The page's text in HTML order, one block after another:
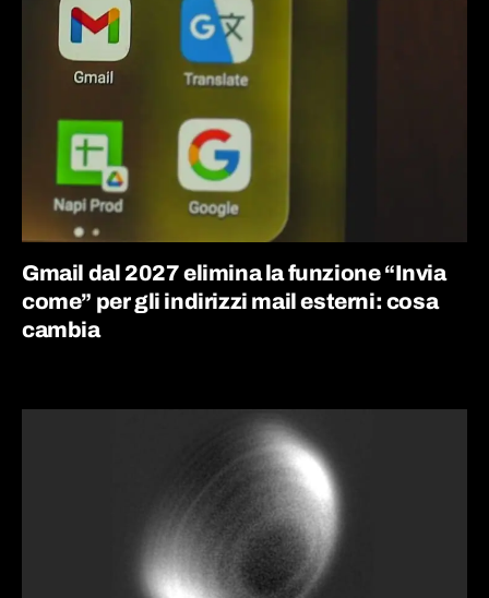
Gmail dal 2027 elimina la funzione “Invia
come” per gli indirizzi mail esterni: cosa
cambia